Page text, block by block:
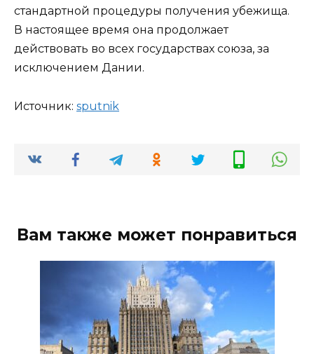
стандартной процедуры получения убежища.
В настоящее время она продолжает
действовать во всех государствах союза, за
исключением Дании.
Источник: sput­nik
Вам также может понравиться